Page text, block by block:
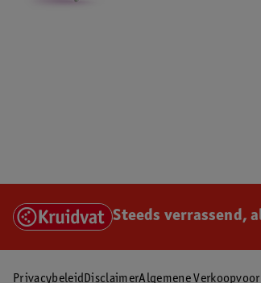
Steeds verrassend,
Privacybeleid DisclaimerAlgemene